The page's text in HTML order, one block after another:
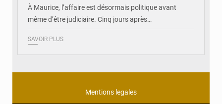
À Maurice, l’affaire est désormais politique avant
même d’être judiciaire. Cinq jours après…
SAVOIR PLUS
Mentions legales